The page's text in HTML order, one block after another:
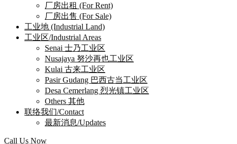
厂房出租 (For Rent)
厂房出售 (For Sale)
工业地 (Industrial Land)
工业区/Industrial Areas
Senai 士乃工业区
Nusajaya 努沙再也工业区
Kulai 古来工业区
Pasir Gudang 巴西古当工业区
Desa Cemerlang 烈光镇工业区
Others 其他
联络我们/Contact
最新消息/Updates
Call Us Now